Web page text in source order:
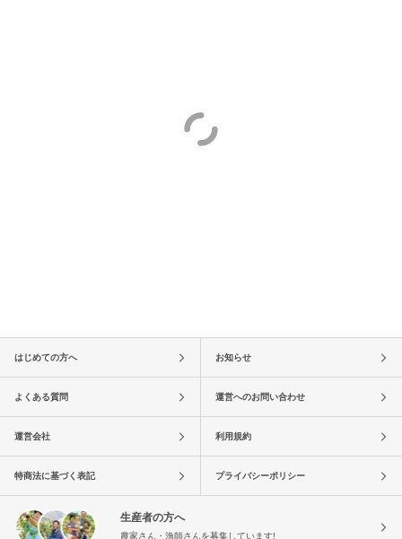
はじめての方へ お知らせ
よくある質問 運営へのお問い合わせ
運営会社 利用規約
特商法に基づく表記 プライバシーポリシー
生産者の方へ
農家さん・漁師さんを募集しています!